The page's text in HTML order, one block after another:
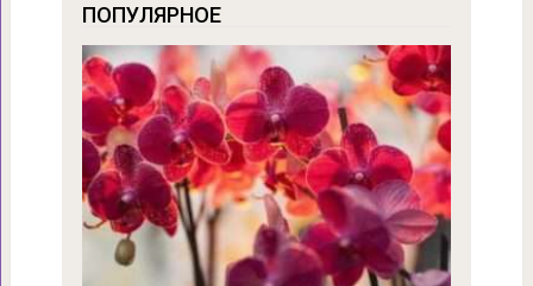
ПОПУЛЯРНОЕ